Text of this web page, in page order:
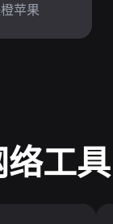
苹果
工具